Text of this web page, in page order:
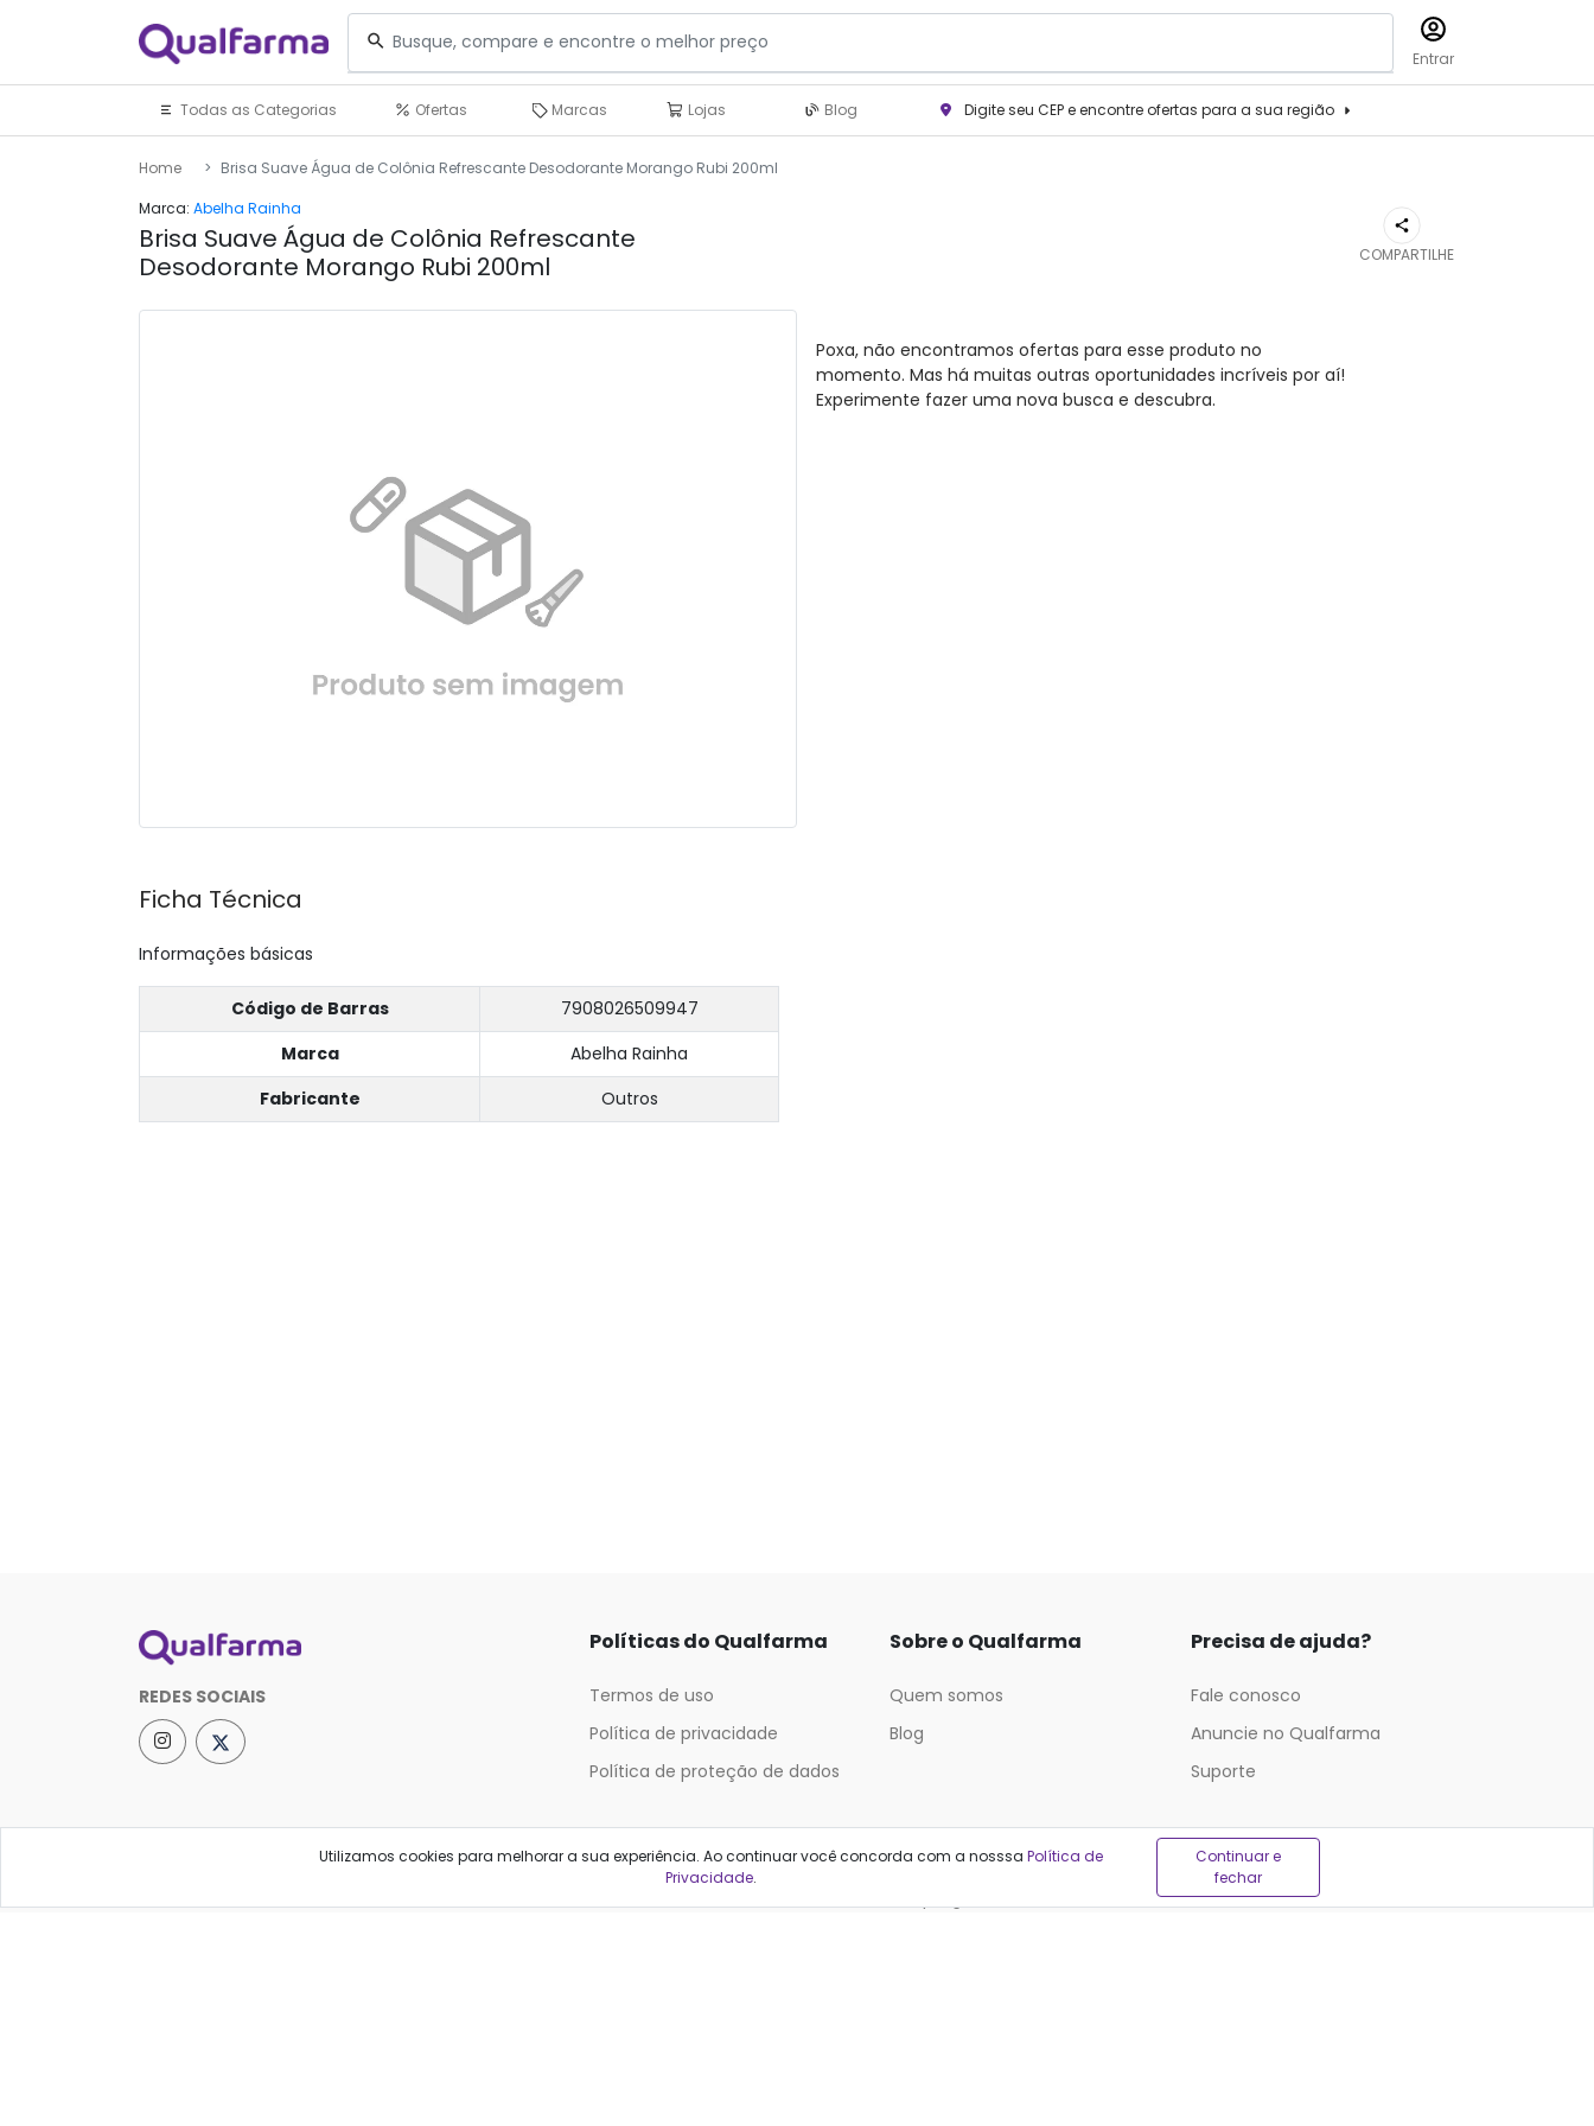
Entrar
Todas as Categorias Ofertas Marcas Lojas Blog Digite seu CEP e encontre ofertas para a sua região
Home
Brisa Suave Água de Colônia Refrescante Desodorante Morango Rubi 200ml
Marca: Abelha Rainha
Brisa Suave Água de Colônia Refrescante
Desodorante Morango Rubi 200ml
COMPARTILHE
Poxa, não encontramos ofertas para esse produto no
momento. Mas há muitas outras oportunidades incríveis por aí!
Experimente fazer uma nova busca e descubra.
Ficha Técnica
Informações básicas
Código de Barras
7908026509947
Marca
Abelha Rainha
Fabricante
Outros
REDES SOCIAIS
Políticas do Qualfarma
Termos de uso
Política de privacidade
Política de proteção de dados
Sobre o Qualfarma
Quem somos
Blog
Precisa de ajuda?
Fale conosco
Anuncie no Qualfarma
Suporte
Categorias
Utilizamos cookies para melhorar a sua experiência. Ao continuar você concorda com a nosssa Política de
Privacidade.
Continuar e
fechar